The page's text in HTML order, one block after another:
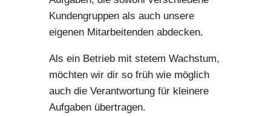
Kundengruppen als auch unsere
eigenen Mitarbeitenden abdecken.
Als ein Betrieb mit stetem Wachstum,
möchten wir dir so früh wie möglich
auch die Verantwortung für kleinere
Aufgaben übertragen.